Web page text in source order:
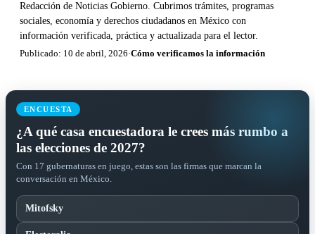
Redacción de Noticias Gobierno. Cubrimos trámites, programas
sociales, economía y derechos ciudadanos en México con
información verificada, práctica y actualizada para el lector.
Publicado: 10 de abril, 2026·Cómo verificamos la información
ENCUESTA
¿A qué casa encuestadora le crees más rumbo a
las elecciones de 2027?
Con 17 gubernaturas en juego, estas son las firmas que marcan la
conversación en México.
Mitofsky